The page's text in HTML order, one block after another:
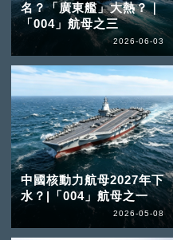
名？「廣東艦」大熱？｜
「004」航母之三
2026-06-03
中國核動力航母2027年下
水？|「004」航母之一
2026-05-08